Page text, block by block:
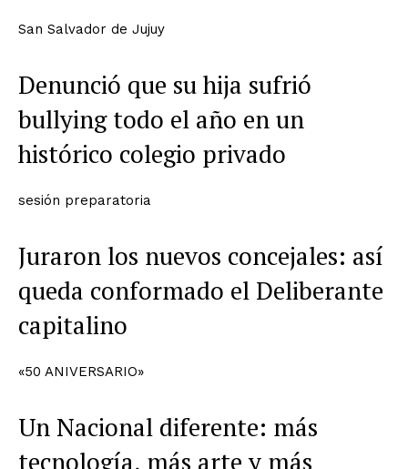
San Salvador de Jujuy
Denunció que su hija sufrió
bullying todo el año en un
histórico colegio privado
sesión preparatoria
Juraron los nuevos concejales: así
queda conformado el Deliberante
capitalino
«50 ANIVERSARIO»
Un Nacional diferente: más
tecnología, más arte y más